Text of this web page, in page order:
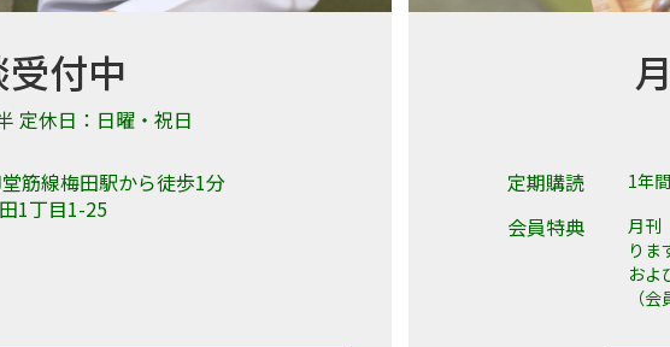
付中
定休日：日曜・祝日
筋線梅田駅から徒歩1分
1丁目1-25
定期購読 1年
会員特典
月刊
りま
およ
（